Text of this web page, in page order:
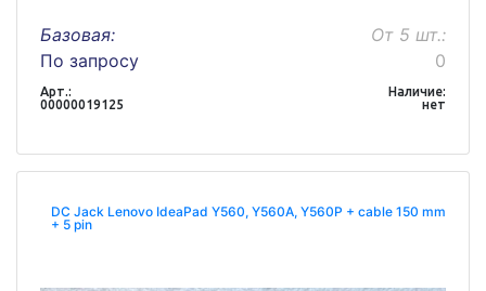
Базовая:
По запросу
От 5 шт.:
0
Арт.:
00000019125
Наличие:
нет
DC Jack Lenovo IdeaPad Y560, Y560A, Y560P + cable 150 mm
+ 5 pin